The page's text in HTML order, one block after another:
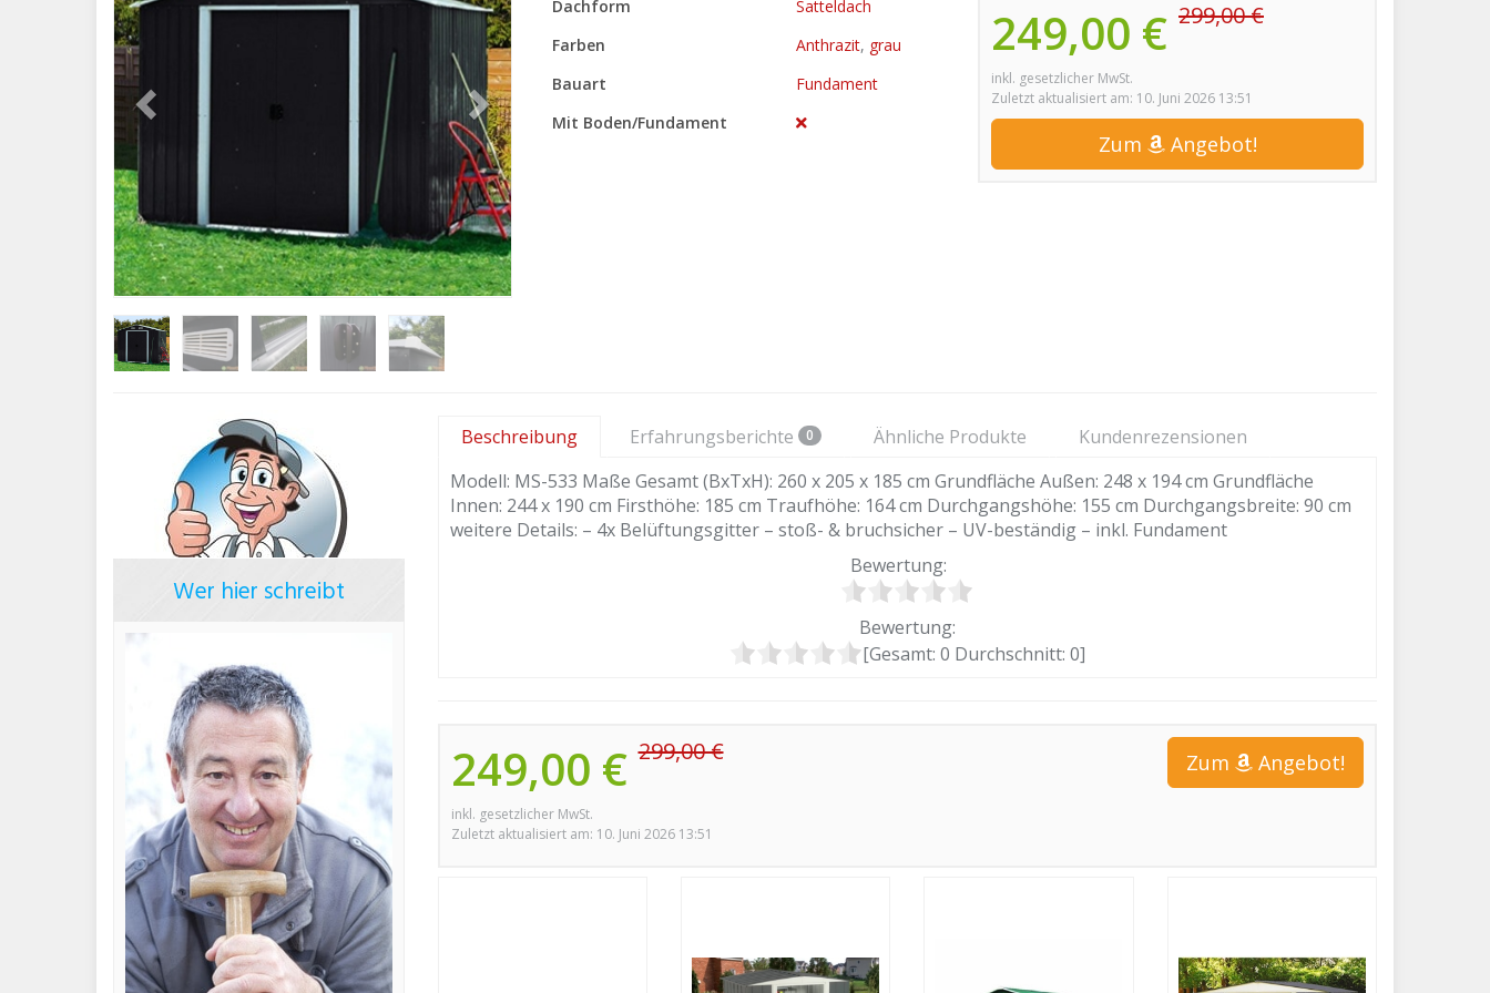
249,00 € 299,00 €
inkl. gesetzlicher MwSt.
Zuletzt aktualisiert am: 10. Juni 2026 13:51
Zum Angebot!
Dachform
Satteldach
Farben
Anthrazit, grau
Bauart
Fundament
Mit Boden/Fundament
Beschreibung Erfahrungsberichte 0 Ähnliche Produkte
Kundenrezensionen
Modell: MS-533 Maße Gesamt (BxTxH): 260 x 205 x 185 cm Grundfläche Außen: 248 x 194 cm Grundfläche
Innen: 244 x 190 cm Firsthöhe: 185 cm Traufhöhe: 164 cm Durchgangshöhe: 155 cm Durchgangsbreite: 90 cm
weitere Details: – 4x Belüftungsgitter – stoß- & bruchsicher – UV-beständig – inkl. Fundament
Bewertung:
Bewertung:
[Gesamt: 0 Durchschnitt: 0]
249,00 €299,00 €
inkl. gesetzlicher MwSt.
Zuletzt aktualisiert am: 10. Juni 2026 13:51
Zum Angebot!
Wer hier schreibt